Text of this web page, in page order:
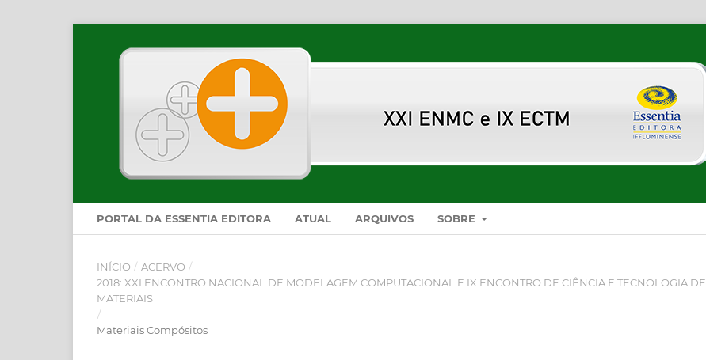
PORTAL DA ESSENTIA EDITORA ATUAL ARQUIVOS SOBRE
INÍCIO / ACERVO /
2018: XXI ENCONTRO NACIONAL DE MODELAGEM COMPUTACIONAL E IX ENCONTRO DE CIÊNCIA E TECNOLOGIA DE
MATERIAIS
/
Materiais Compósitos